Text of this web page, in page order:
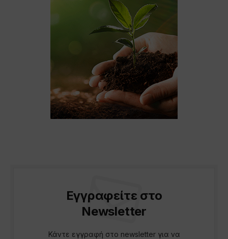
Εγγραφείτε στο
Newsletter
Κάντε εγγραφή στο newsletter για να